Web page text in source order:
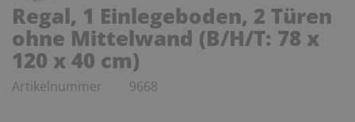
Regal, 1 Einlegeboden, 2 Türen
ohne Mittelwand (B/H/T: 78 x
120 x 40 cm)
Artikelnummer 9668